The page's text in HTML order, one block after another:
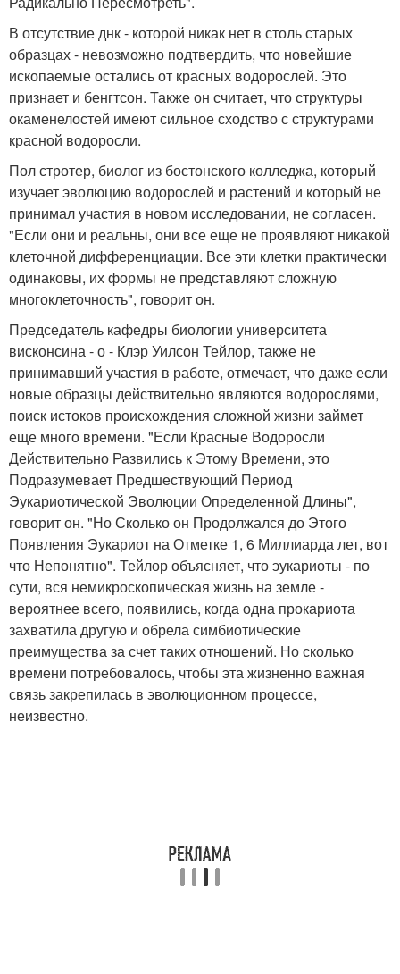
В отсутствие днк - которой никак нет в столь старых
образцах - невозможно подтвердить, что новейшие
ископаемые остались от красных водорослей. Это
признает и бенгтсон. Также он считает, что структуры
окаменелостей имеют сильное сходство с структурами
красной водоросли.
Пол стротер, биолог из бостонского колледжа, который
изучает эволюцию водорослей и растений и который не
принимал участия в новом исследовании, не согласен.
"Если они и реальны, они все еще не проявляют никакой
клеточной дифференциации. Все эти клетки практически
одинаковы, их формы не представляют сложную
многоклеточность", говорит он.
Председатель кафедры биологии университета
висконсина - о - Клэр Уилсон Тейлор, также не
принимавший участия в работе, отмечает, что даже если
новые образцы действительно являются водорослями,
поиск истоков происхождения сложной жизни займет
еще много времени. "Если Красные Водоросли
Действительно Развились к Этому Времени, это
Подразумевает Предшествующий Период
Эукариотической Эволюции Определенной Длины",
говорит он. "Но Сколько он Продолжался до Этого
Появления Эукариот на Отметке 1, 6 Миллиарда лет, вот
что Непонятно". Тейлор объясняет, что эукариоты - по
сути, вся немикроскопическая жизнь на земле -
вероятнее всего, появились, когда одна прокариота
захватила другую и обрела симбиотические
преимущества за счет таких отношений. Но сколько
времени потребовалось, чтобы эта жизненно важная
связь закрепилась в эволюционном процессе,
неизвестно.